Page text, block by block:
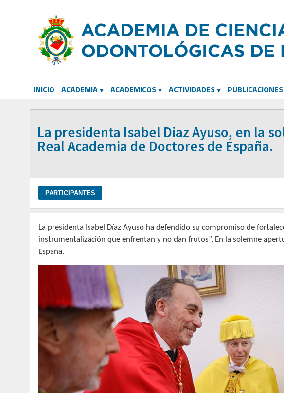
INICIO ACADEMIA ACADEMICOS ACTIVIDADES PUBLICACIONES
La presidenta Isabel Diaz Ayuso, en la
Real Academia de Doctores de España.
La presidenta Isabel Díaz Ayuso ha defendido su compromiso de
instrumentalización que enfrentan y no dan frutos”. En la solemne
España.